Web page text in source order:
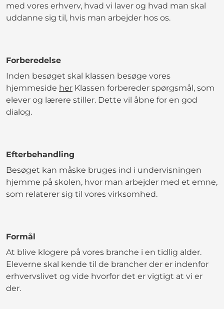
med vores erhverv, hvad vi laver og hvad man skal
uddanne sig til, hvis man arbejder hos os.
Forberedelse
Inden besøget skal klassen besøge vores
hjemmeside her Klassen forbereder spørgsmål, som
elever og lærere stiller. Dette vil åbne for en god
dialog.
Efterbehandling
Besøget kan måske bruges ind i undervisningen
hjemme på skolen, hvor man arbejder med et emne,
som relaterer sig til vores virksomhed.
Formål
At blive klogere på vores branche i en tidlig alder.
Eleverne skal kende til de brancher der er indenfor
erhvervslivet og vide hvorfor det er vigtigt at vi er
der.